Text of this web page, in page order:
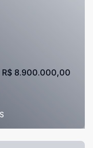
R$ 8.900.000,00